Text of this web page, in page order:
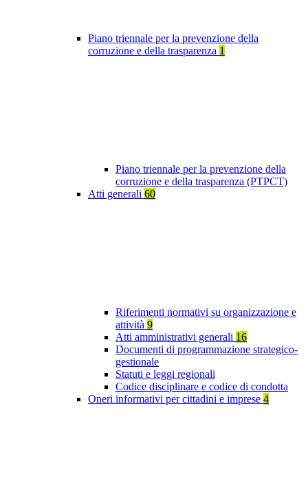
Piano triennale per la prevenzione della
corruzione e della trasparenza 1
Piano triennale per la prevenzione della
corruzione e della trasparenza (PTPCT)
Atti generali 60
Riferimenti normativi su organizzazione e
attività 9
Atti amministrativi generali 16
Documenti di programmazione strategico-
gestionale
Statuti e leggi regionali
Codice disciplinare e codice di condotta
Oneri informativi per cittadini e imprese 4